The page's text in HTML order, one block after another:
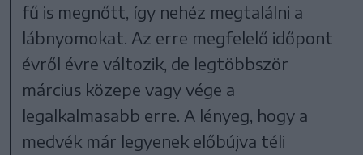
fű is megnőtt, így nehéz megtalálni a
lábnyomokat. Az erre megfelelő időpont
évről évre változik, de legtöbbször
március közepe vagy vége a
legalkalmasabb erre. A lényeg, hogy a
medvék már legyenek előbújva téli